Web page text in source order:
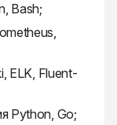
Bash;
ELK, Fluent-
Python, Go;